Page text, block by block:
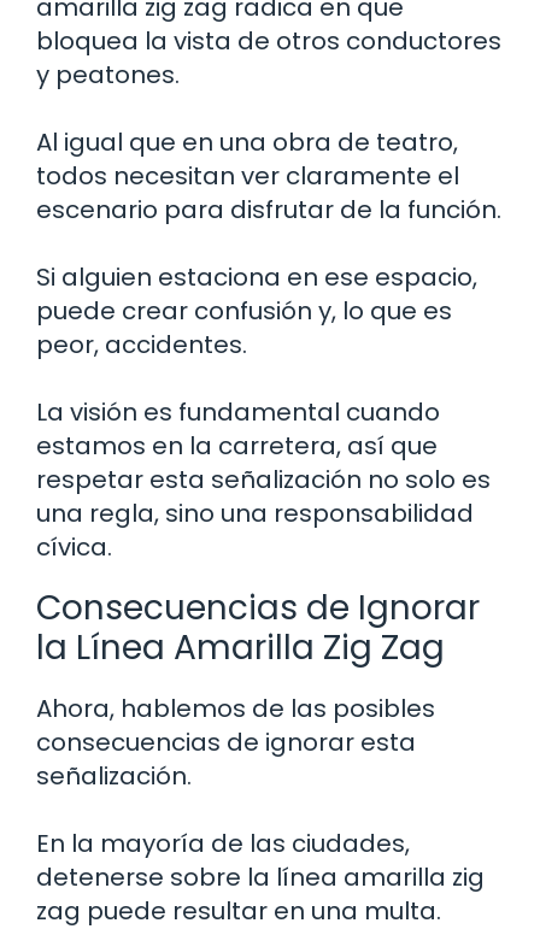
amarilla zig zag radica en que
bloquea la vista de otros conductores
y peatones.
Al igual que en una obra de teatro,
todos necesitan ver claramente el
escenario para disfrutar de la función.
Si alguien estaciona en ese espacio,
puede crear confusión y, lo que es
peor, accidentes.
La visión es fundamental cuando
estamos en la carretera, así que
respetar esta señalización no solo es
una regla, sino una responsabilidad
cívica.
Consecuencias de Ignorar
la Línea Amarilla Zig Zag
Ahora, hablemos de las posibles
consecuencias de ignorar esta
señalización.
En la mayoría de las ciudades,
detenerse sobre la línea amarilla zig
zag puede resultar en una multa.